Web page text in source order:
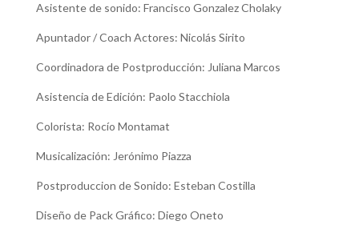
Asistente de sonido: Francisco Gonzalez Cholaky
Apuntador / Coach Actores: Nicolás Sirito
Coordinadora de Postproducción: Juliana Marcos
Asistencia de Edición: Paolo Stacchiola
Colorista: Rocío Montamat
Musicalización: Jerónimo Piazza
Postproduccion de Sonido: Esteban Costilla
Diseño de Pack Gráfico: Diego Oneto